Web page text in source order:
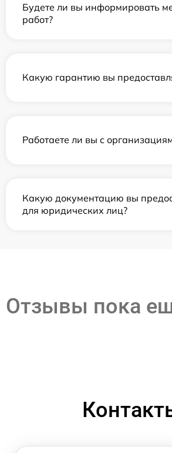
Будете ли вы информировать
работ?
Какую гарантию вы
Работаете ли вы с
Какую документацию вы
для юридических лиц?
Отзывы пока